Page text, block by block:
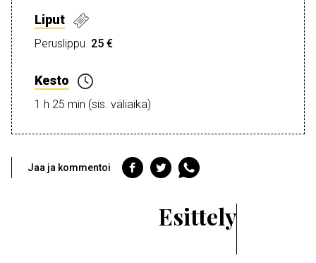
Liput
Peruslippu 25 €
Kesto
1 h 25 min (sis. väliaika)
Jaa ja kommentoi
Jaa
Facebookiin
Jaa
Twitteriin
Jaa
WhatsAppiin
Esittely